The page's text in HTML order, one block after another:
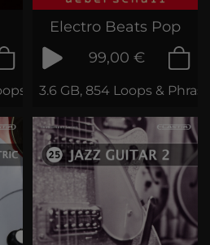
& Samples
Electro Beats Pop
99,00 €
3.6 GB, 854 Loops &